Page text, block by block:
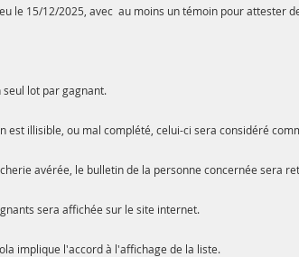
lieu le 15/12/2025, avec au moins un témoin
lot par gagnant.
est illisible, ou mal complété, celui-ci sera considéré
avérée, le bulletin de la personne concernée sera
sera affichée sur le site internet.
implique l'accord à l'affichage de la liste.